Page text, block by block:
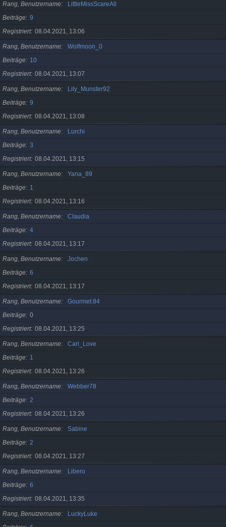
Rang, Benutzername
LittleMissScareAll
Beiträge 9
Registriert 08.04.2021, 13:06
Rang, Benutzername
Wolfmoon_0
Beiträge
10
Registriert 08.04.2021, 13:07
Rang, Benutzername
Lily_Munster92
Beiträge 9
Registriert 08.04.2021, 13:08
Rang, Benutzername
Lurchi
Beiträge 3
Registriert 08.04.2021, 13:15
Rang, Benutzername
Yana_89
Beiträge
1
Registriert 08.04.2021, 13:16
Rang, Benutzername
Claudia
Beiträge 4
Registriert 08.04.2021, 13:17
Rang, Benutzername
Jochen
Beiträge 6
Registriert 08.04.2021, 13:17
Rang, Benutzername
Gourmet.84
Beiträge 0
Registriert 08.04.2021, 13:25
Rang, Benutzername
Carl_Love
Beiträge
1
Registriert 08.04.2021, 13:26
Rang, Benutzername
Webber78
Beiträge 2
Registriert 08.04.2021, 13:26
Rang, Benutzername
Sabine
Beiträge 2
Registriert 08.04.2021, 13:27
Rang, Benutzername
Libero
Beiträge 6
Registriert 08.04.2021, 13:35
Rang, Benutzername
LuckyLuke